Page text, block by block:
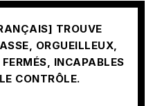
TROUVE
ORGUEILLEUX,
INCAPABLES
CONTRÔLE.